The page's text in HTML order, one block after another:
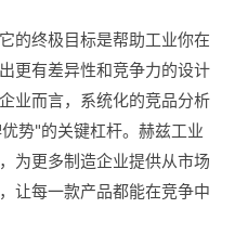
的终极目标是帮助工业你在
更有差异性和竞争力的设计
业而言，系统化的竞品分析
势"的关键杠杆。赫兹工业
为更多制造企业提供从市场
让每一款产品都能在竞争中